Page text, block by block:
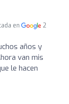
en
2
años y
van mis
le hacen